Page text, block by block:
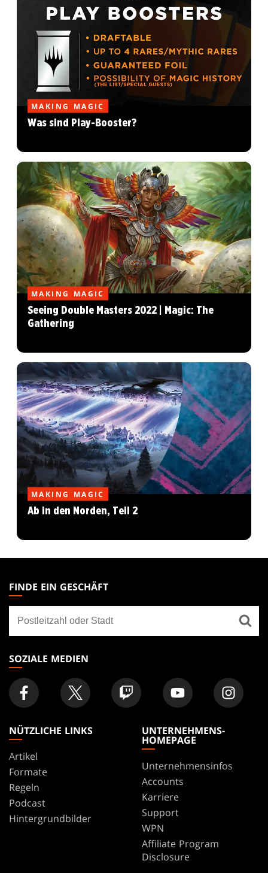
MAKING MAGIC
Was sind Play-Booster?
MAKING MAGIC
Seeing Double Masters 2022 | Magic: The
Gathering
MAKING MAGIC
Ab in den Norden, Teil 2
THE
GATHERING
FOOTER
FINDE EIN GESCHÄFT
ein
Geschäft
SOZIALE MEDIEN
NÜTZLICHE LINKS
Artikel
Formate
Regeln
Podcast
Hintergrundbilder
UNTERNEHMENS-
HOMEPAGE
Unternehmensinfos
Accounts
Karriere
Support
WPN
Affiliate Program
Disclosure